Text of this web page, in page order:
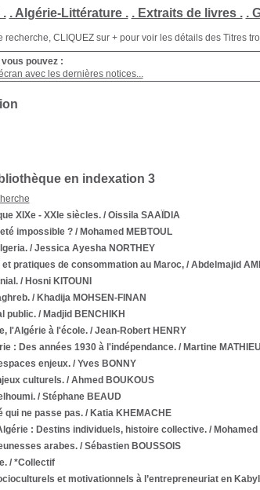
. . Algérie-Littérature . . Extraits de livres . .
recherche, CLIQUEZ sur + pour voir les détails des Titres
pouvez :
avec les dernières notices...
en indexation 3
XIXe - XXIe siècles./ Oissila SAAÏDIA
impossible ?/ Mohamed MEBTOUL
/ Jessica Ayesha NORTHEY
pratiques de consommation au Maroc,/ Abdelmajid
/ Hosni KITOUNI
/ Khadija MOHSEN-FINAN
public./ Madjid BENCHIKH
l'Algérie à l'école./ Jean-Robert HENRY
: Des années 1930 à l'indépendance./ Martine
enjeux./ Yves BONNY
culturels./ Ahmed BOUKOUS
/ Stéphane BEAUD
qui ne passe pas./ Katia KHEMACHE
: Destins individuels, histoire collective./ Mohamed
arabes./ Sébastien BOUSSOIS
/ *Collectif
et motivationnels à l’entrepreneuriat en